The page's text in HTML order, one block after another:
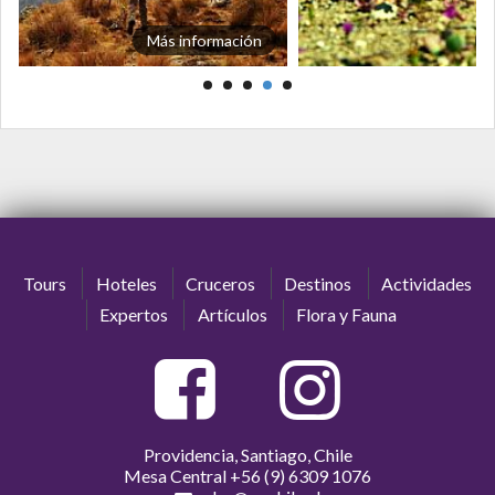
Más información
Tours Hoteles Cruceros Destinos
Actividades
Expertos
Artículos Flora y Fauna
Providencia, Santiago, Chile
Mesa Central +56 (9) 6309 1076